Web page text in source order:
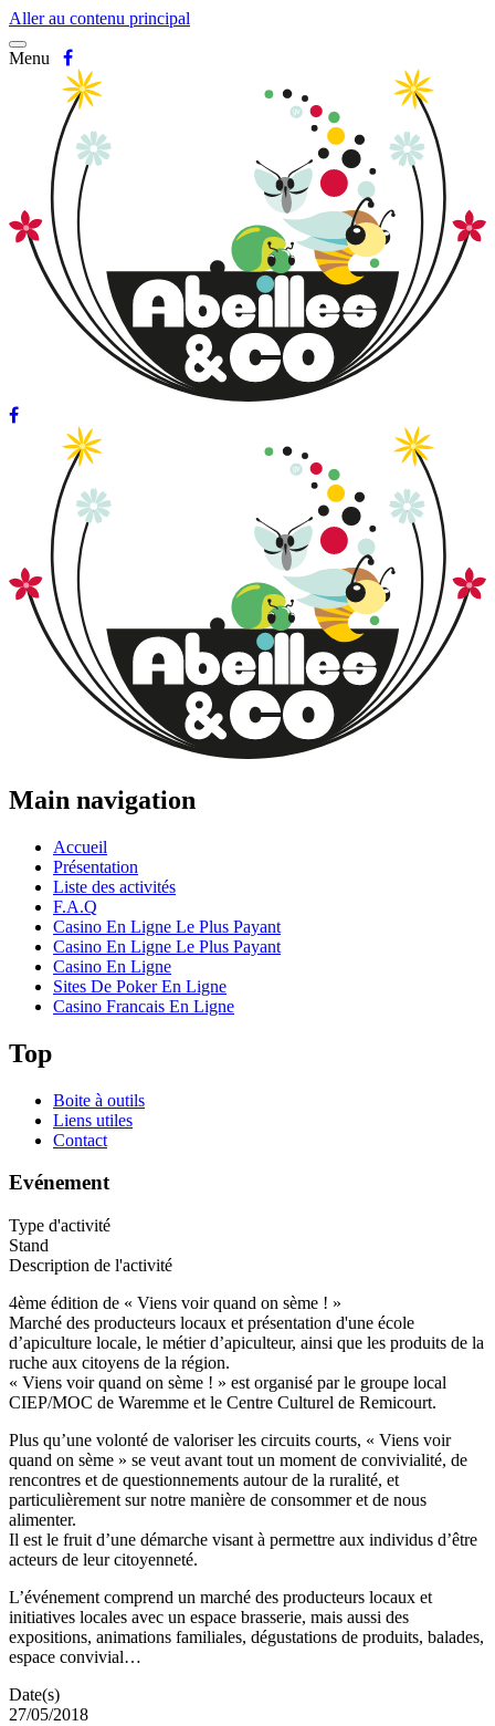
Aller au contenu principal
Menu
Main navigation
Accueil
Présentation
Liste des activités
F.A.Q
Casino En Ligne Le Plus Payant
Casino En Ligne Le Plus Payant
Casino En Ligne
Sites De Poker En Ligne
Casino Francais En Ligne
Top
Boite à outils
Liens utiles
Contact
Evénement
Type d'activité
Stand
Description de l'activité
4ème édition de « Viens voir quand on sème ! »
Marché des producteurs locaux et présentation d'une école
d’apiculture locale, le métier d’apiculteur, ainsi que les produits de la
ruche aux citoyens de la région.
« Viens voir quand on sème ! » est organisé par le groupe local
CIEP/MOC de Waremme et le Centre Culturel de Remicourt.
Plus qu’une volonté de valoriser les circuits courts, « Viens voir
quand on sème » se veut avant tout un moment de convivialité, de
rencontres et de questionnements autour de la ruralité, et
particulièrement sur notre manière de consommer et de nous
alimenter.
Il est le fruit d’une démarche visant à permettre aux individus d’être
acteurs de leur citoyenneté.
L’événement comprend un marché des producteurs locaux et
initiatives locales avec un espace brasserie, mais aussi des
expositions, animations familiales, dégustations de produits, balades,
espace convivial…
Date(s)
27/05/2018